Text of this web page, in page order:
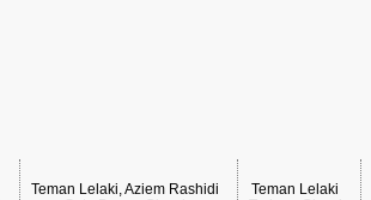
Teman Lelaki, Aziem Rashidi
Teman Lelaki